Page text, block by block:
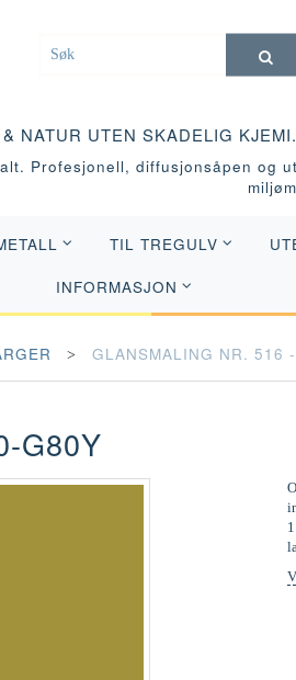
NATUR UTEN SKADELIG
Profesjonell, diffusjonsåpen og
TIL TREGULV
INFORMASJON
GLANSMALING NR. 516
G80Y